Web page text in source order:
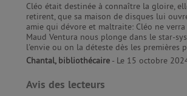
Cléo était destinée à connaître la gloire,
retirent, que sa maison de disques lui
amie qui dévore et maltraite: Cléo ne
Maud Ventura nous plonge dans le star-
l'envie ou on la déteste dès les premières
Chantal, bibliothécaire - Le 15 octobre
Avis des lecteurs